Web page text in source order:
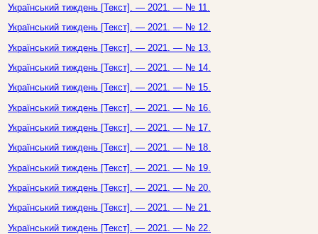
Український тиждень [Текст]. — 2021. — № 11.
Український тиждень [Текст]. — 2021. — № 12.
Український тиждень [Текст]. — 2021. — № 13.
Український тиждень [Текст]. — 2021. — № 14.
Український тиждень [Текст]. — 2021. — № 15.
Український тиждень [Текст]. — 2021. — № 16.
Український тиждень [Текст]. — 2021. — № 17.
Український тиждень [Текст]. — 2021. — № 18.
Український тиждень [Текст]. — 2021. — № 19.
Український тиждень [Текст]. — 2021. — № 20.
Український тиждень [Текст]. — 2021. — № 21.
Український тиждень [Текст]. — 2021. — № 22.